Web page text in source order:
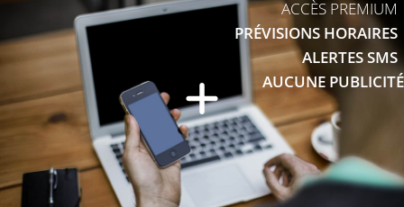
ACCÈS PREMIUM
PRÉVISIONS HORAIRES
ALERTES SMS
AUCUNE PUBLICITÉ